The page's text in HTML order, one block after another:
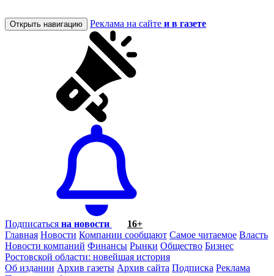
Открыть навигацию Реклама на сайте и в газете
Подписаться на новости
16+
Главная Новости Компании сообщают Самое читаемое Власть
Новости компаний Финансы Рынки Общество Бизнес
Ростовской области: новейшая история
Об издании Архив газеты Архив сайта Подписка Реклама